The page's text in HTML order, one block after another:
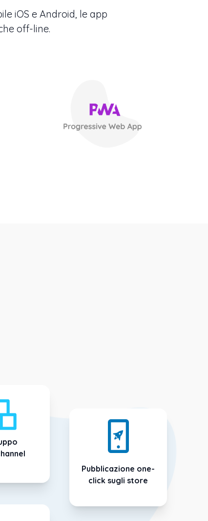
iOS e Android, le app
off-line.
Pubblicazione one-
click sugli store